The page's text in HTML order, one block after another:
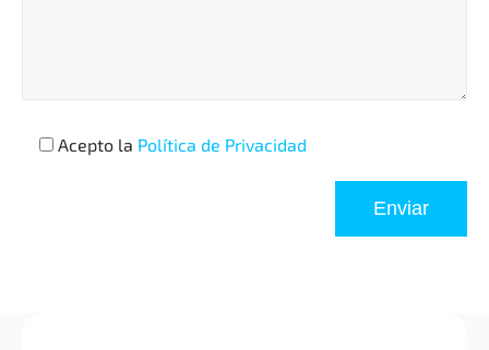
Acepto la Política de Privacidad